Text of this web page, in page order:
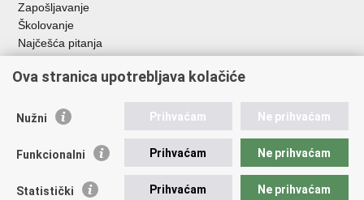
Zapošljavanje
Školovanje
Najčešća pitanja
Važne poveznice
EMN Nacionalna kontaktna točka za Republiku Hrvatsku
Policijska akademija
Zaklada policijske solidarnosti
Ova stranica upotrebljava kolačiće
Nužni Prihvaćam Ne prihvaćam
Funkcionalni Prihvaćam Ne prihvaćam
Statistički Prihvaćam Ne prihvaćam